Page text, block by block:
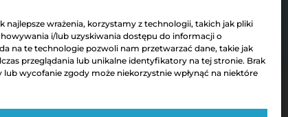
najlepsze wrażenia, korzystamy z technologii, takich jak pliki
i/lub uzyskiwania dostępu do informacji o
na te technologie pozwoli nam przetwarzać dane, takie jak
przeglądania lub unikalne identyfikatory na tej stronie. Brak
lub wycofanie zgody może niekorzystnie wpłynąć na niektóre